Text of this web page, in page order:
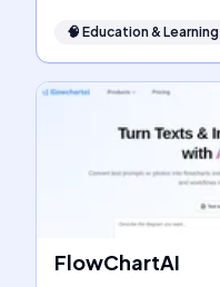
🧠 Education & Learning
FlowChartAI